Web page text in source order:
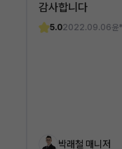
감사합니다
5.02022.09.06윤
박래철 매니저